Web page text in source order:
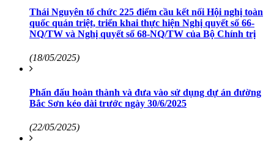
Thái Nguyên tổ chức 225 điểm cầu kết nối Hội nghị toàn
quốc quán triệt, triển khai thực hiện Nghị quyết số 66-
NQ/TW và Nghị quyết số 68-NQ/TW của Bộ Chính trị
(18/05/2025)
Phấn đấu hoàn thành và đưa vào sử dụng dự án đường
Bắc Sơn kéo dài trước ngày 30/6/2025
(22/05/2025)